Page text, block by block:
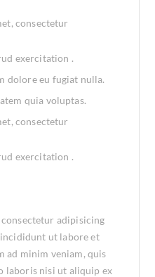
consectetur
exercitation .
dolore eu fugiat nulla.
quia voluptas.
consectetur
exercitation .
adipisicing
ut labore et
ad minim veniam, quis
laboris nisi ut aliquip ex